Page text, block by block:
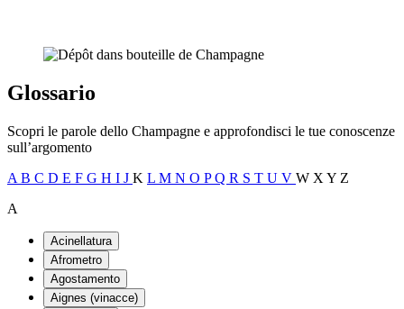
Glossario
Scopri le parole dello Champagne e approfondisci le tue conoscenze
sull’argomento
A B C D E F G H I J K L M N O PQ R S T U V W X Y Z
A
Acinellatura
Afrometro
Agostamento
Aignes (vinacce)